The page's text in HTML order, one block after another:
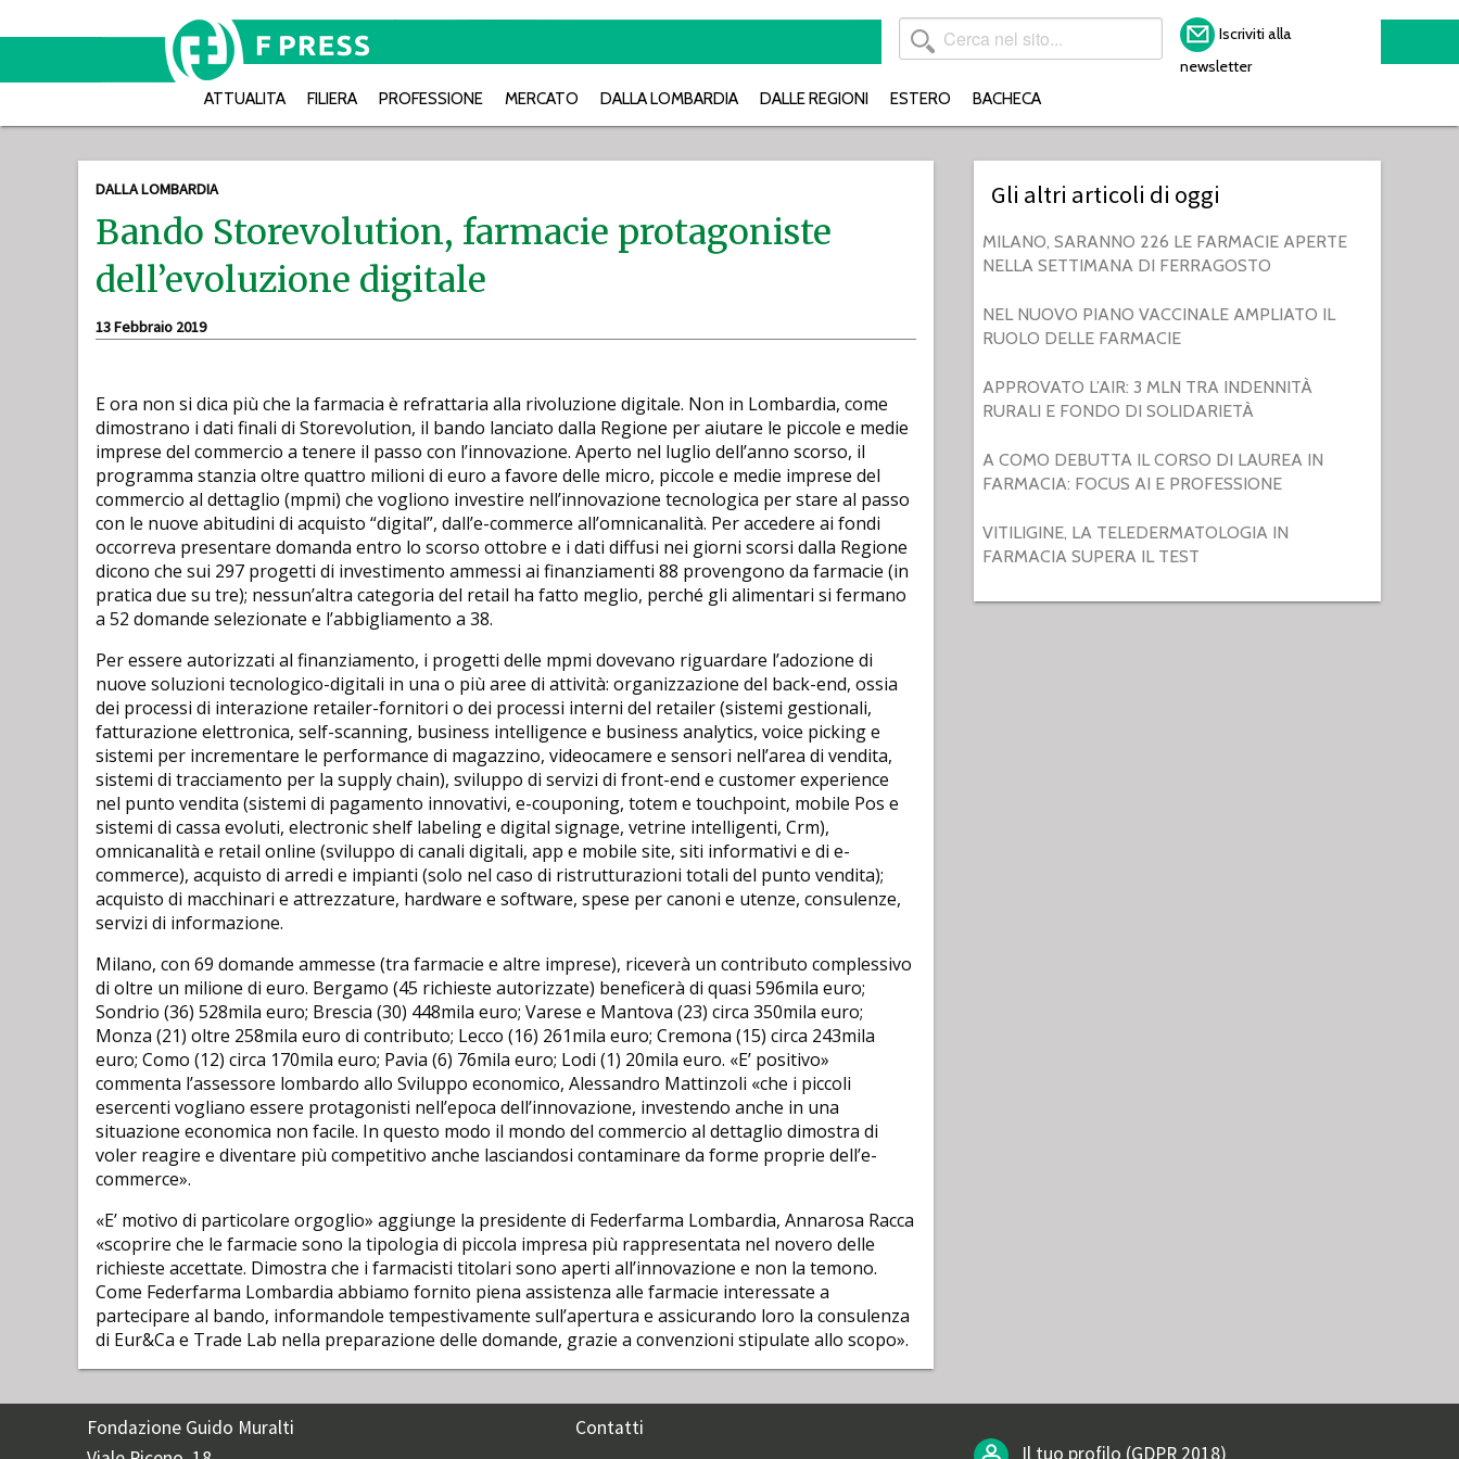
Iscriviti alla
newsletter
ATTUALITA FILIERA PROFESSIONE MERCATO DALLA LOMBARDIA DALLE REGIONI ESTERO BACHECA
DALLA LOMBARDIA
Bando Storevolution, farmacie protagoniste
dell’evoluzione digitale
13 Febbraio 2019
E ora non si dica più che la farmacia è refrattaria alla rivoluzione digitale. Non in Lombardia, come
dimostrano i dati finali di Storevolution, il bando lanciato dalla Regione per aiutare le piccole e medie
imprese del commercio a tenere il passo con l’innovazione. Aperto nel luglio dell’anno scorso, il
programma stanzia oltre quattro milioni di euro a favore delle micro, piccole e medie imprese del
commercio al dettaglio (mpmi) che vogliono investire nell’innovazione tecnologica per stare al passo
con le nuove abitudini di acquisto “digital”, dall’e-commerce all’omnicanalità. Per accedere ai fondi
occorreva presentare domanda entro lo scorso ottobre e i dati diffusi nei giorni scorsi dalla Regione
dicono che sui 297 progetti di investimento ammessi ai finanziamenti 88 provengono da farmacie (in
pratica due su tre); nessun’altra categoria del retail ha fatto meglio, perché gli alimentari si fermano
a 52 domande selezionate e l’abbigliamento a 38.
Per essere autorizzati al finanziamento, i progetti delle mpmi dovevano riguardare l’adozione di
nuove soluzioni tecnologico-digitali in una o più aree di attività: organizzazione del back-end, ossia
dei processi di interazione retailer-fornitori o dei processi interni del retailer (sistemi gestionali,
fatturazione elettronica, self-scanning, business intelligence e business analytics, voice picking e
sistemi per incrementare le performance di magazzino, videocamere e sensori nell’area di vendita,
sistemi di tracciamento per la supply chain), sviluppo di servizi di front-end e customer experience
nel punto vendita (sistemi di pagamento innovativi, e-couponing, totem e touchpoint, mobile Pos e
sistemi di cassa evoluti, electronic shelf labeling e digital signage, vetrine intelligenti, Crm),
omnicanalità e retail online (sviluppo di canali digitali, app e mobile site, siti informativi e di e-
commerce), acquisto di arredi e impianti (solo nel caso di ristrutturazioni totali del punto vendita);
acquisto di macchinari e attrezzature, hardware e software, spese per canoni e utenze, consulenze,
servizi di informazione.
Milano, con 69 domande ammesse (tra farmacie e altre imprese), riceverà un contributo complessivo
di oltre un milione di euro. Bergamo (45 richieste autorizzate) beneficerà di quasi 596mila euro;
Sondrio (36) 528mila euro; Brescia (30) 448mila euro; Varese e Mantova (23) circa 350mila euro;
Monza (21) oltre 258mila euro di contributo; Lecco (16) 261mila euro; Cremona (15) circa 243mila
euro; Como (12) circa 170mila euro; Pavia (6) 76mila euro; Lodi (1) 20mila euro. «E’ positivo»
commenta l’assessore lombardo allo Sviluppo economico, Alessandro Mattinzoli «che i piccoli
esercenti vogliano essere protagonisti nell’epoca dell’innovazione, investendo anche in una
situazione economica non facile. In questo modo il mondo del commercio al dettaglio dimostra di
voler reagire e diventare più competitivo anche lasciandosi contaminare da forme proprie dell’e-
commerce».
«E’ motivo di particolare orgoglio» aggiunge la presidente di Federfarma Lombardia, Annarosa Racca
«scoprire che le farmacie sono la tipologia di piccola impresa più rappresentata nel novero delle
richieste accettate. Dimostra che i farmacisti titolari sono aperti all’innovazione e non la temono.
Come Federfarma Lombardia abbiamo fornito piena assistenza alle farmacie interessate a
partecipare al bando, informandole tempestivamente sull’apertura e assicurando loro la consulenza
di Eur&Ca e Trade Lab nella preparazione delle domande, grazie a convenzioni stipulate allo scopo».
Gli altri articoli di oggi
MILANO, SARANNO 226 LE FARMACIE APERTE
NELLA SETTIMANA DI FERRAGOSTO
NEL NUOVO PIANO VACCINALE AMPLIATO IL
RUOLO DELLE FARMACIE
APPROVATO L’AIR: 3 MLN TRA INDENNITÀ
RURALI E FONDO DI SOLIDARIETÀ
A COMO DEBUTTA IL CORSO DI LAUREA IN
FARMACIA: FOCUS AI E PROFESSIONE
VITILIGINE, LA TELEDERMATOLOGIA IN
FARMACIA SUPERA IL TEST
Fondazione Guido Muralti
Contatti
Il tuo profilo (GDPR 2018)